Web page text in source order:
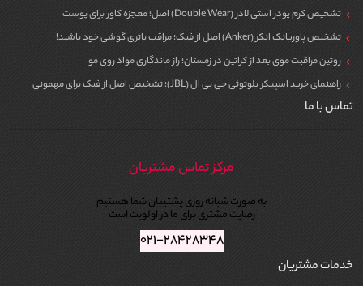
تشخیص کرم پودر استی لادر (Double Wear) اصل؛ معجزه کاور برای پوست
تشخیص پاوربانک انکر (Anker) اصل از فیک؛ مراقب باتری گوشی خود باشید!
روتین مراقبت موی بعد از کراتین در زمستان؛ راز ماندگاری مواد روی مو
راهنمای خرید اسپیکر بلوتوثی جی بی ال (JBL)؛ تشخیص اصل از فیک برای مهمونی
تماس با ما
مرکز تماس مشتریان
به صورت شبانه روزی پشتیبان شما هستیم
رضایت مشتری برای ما در اولویت است
۰۲۱-۲۸۴۲۸۳۴۸
خدمات مشتریان